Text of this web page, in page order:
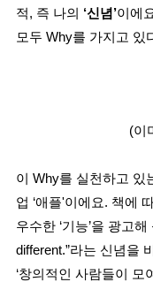
적, 즉 나의 ‘신념’이에
모두 Why를 가지고 있
(이
이 Why를 실천하고 있
업 ‘애플'이에요. 책에
우수한 ‘기능’을 광고
different.”라는 신념을
‘창의적인 사람들이 모